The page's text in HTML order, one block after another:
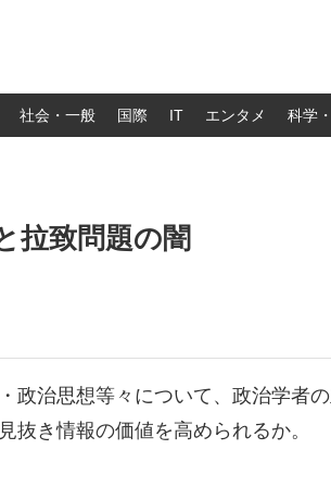
社会・一般 国際 IT エンタメ 科学
拉致問題の闇
政治思想等々について、政治学者
抜き情報の価値を高められるか。